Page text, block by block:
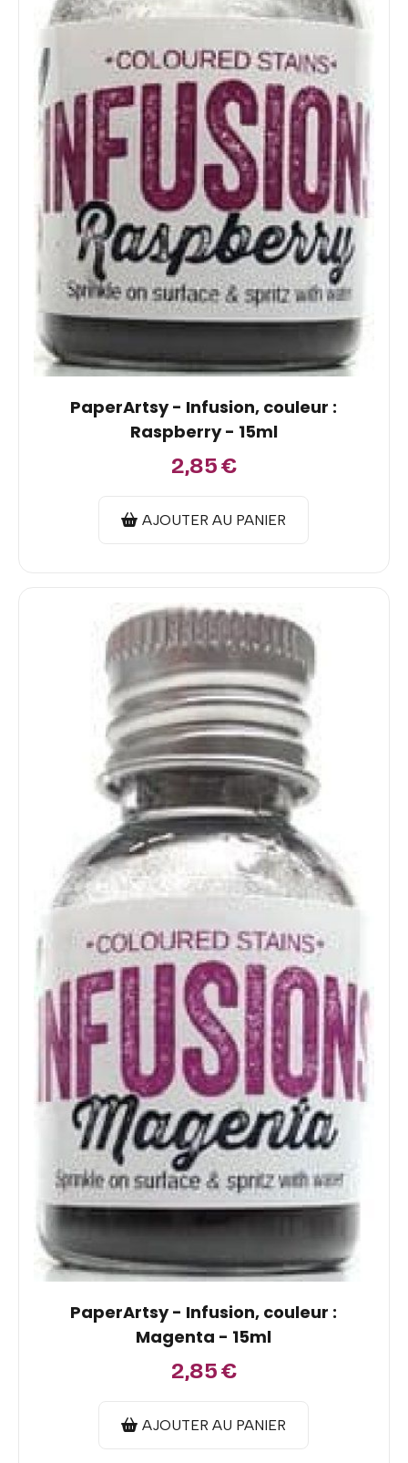
PaperArtsy - Infusion, couleur :
Raspberry - 15ml
2,85€
AJOUTER AU PANIER
PaperArtsy - Infusion, couleur :
Magenta - 15ml
2,85€
AJOUTER AU PANIER